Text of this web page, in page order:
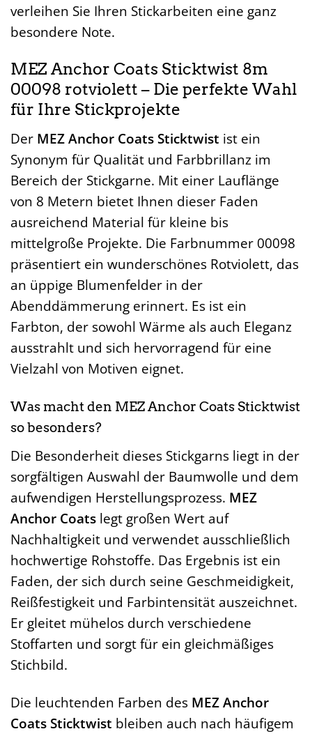
verleihen Sie Ihren Stickarbeiten eine ganz
besondere Note.
MEZ Anchor Coats Sticktwist 8m
00098 rotviolett – Die perfekte Wahl
für Ihre Stickprojekte
Der MEZ Anchor Coats Sticktwist ist ein
Synonym für Qualität und Farbbrillanz im
Bereich der Stickgarne. Mit einer Lauflänge
von 8 Metern bietet Ihnen dieser Faden
ausreichend Material für kleine bis
mittelgroße Projekte. Die Farbnummer 00098
präsentiert ein wunderschönes Rotviolett, das
an üppige Blumenfelder in der
Abenddämmerung erinnert. Es ist ein
Farbton, der sowohl Wärme als auch Eleganz
ausstrahlt und sich hervorragend für eine
Vielzahl von Motiven eignet.
Was macht den MEZ Anchor Coats Sticktwist
so besonders?
Die Besonderheit dieses Stickgarns liegt in der
sorgfältigen Auswahl der Baumwolle und dem
aufwendigen Herstellungsprozess. MEZ
Anchor Coats legt großen Wert auf
Nachhaltigkeit und verwendet ausschließlich
hochwertige Rohstoffe. Das Ergebnis ist ein
Faden, der sich durch seine Geschmeidigkeit,
Reißfestigkeit und Farbintensität auszeichnet.
Er gleitet mühelos durch verschiedene
Stoffarten und sorgt für ein gleichmäßiges
Stichbild.
Die leuchtenden Farben des MEZ Anchor
Coats Sticktwist bleiben auch nach häufigem